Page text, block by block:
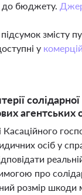
до бюджету.
змісту
у
агентських
осіб у
про
розмір шкоди